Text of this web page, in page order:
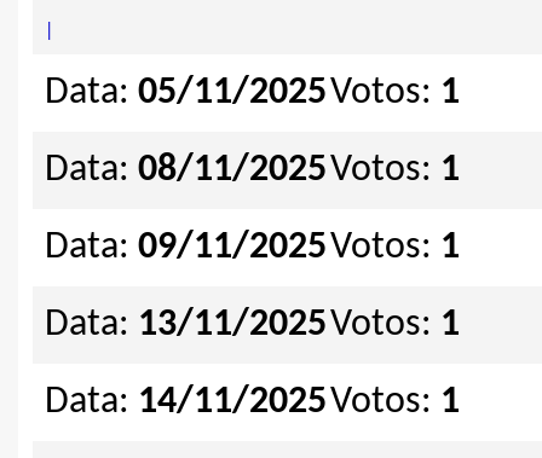
Data: 05/11/2025Votos: 1
Data: 08/11/2025Votos: 1
Data: 09/11/2025Votos: 1
Data: 13/11/2025Votos: 1
Data: 14/11/2025Votos: 1